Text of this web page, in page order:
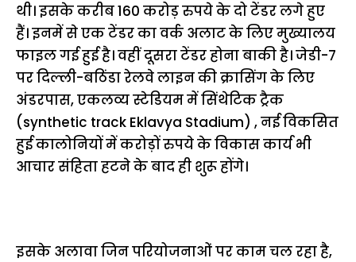
थी। इसके करीब 160 करोड़ रुपये के दो टेंडर लगे हुए
हैं। इनमें से एक टेंडर का वर्क अलाट के लिए मुख्यालय
फाइल गई हुई है। वहीं दूसरा टेंडर होना बाकी है। जेडी-7
पर दिल्ली-बठिंडा रेलवे लाइन की क्रासिंग के लिए
अंडरपास, एकलव्य स्टेडियम में सिंथेटिक ट्रैक
(synthetic track Eklavya Stadium) , नई विकसित
हुई कालोनियों में करोड़ों रुपये के विकास कार्य भी
आचार संहिता हटने के बाद ही शुरू होंगे।
इसके अलावा जिन परियोजनाओं पर काम चल रहा है,